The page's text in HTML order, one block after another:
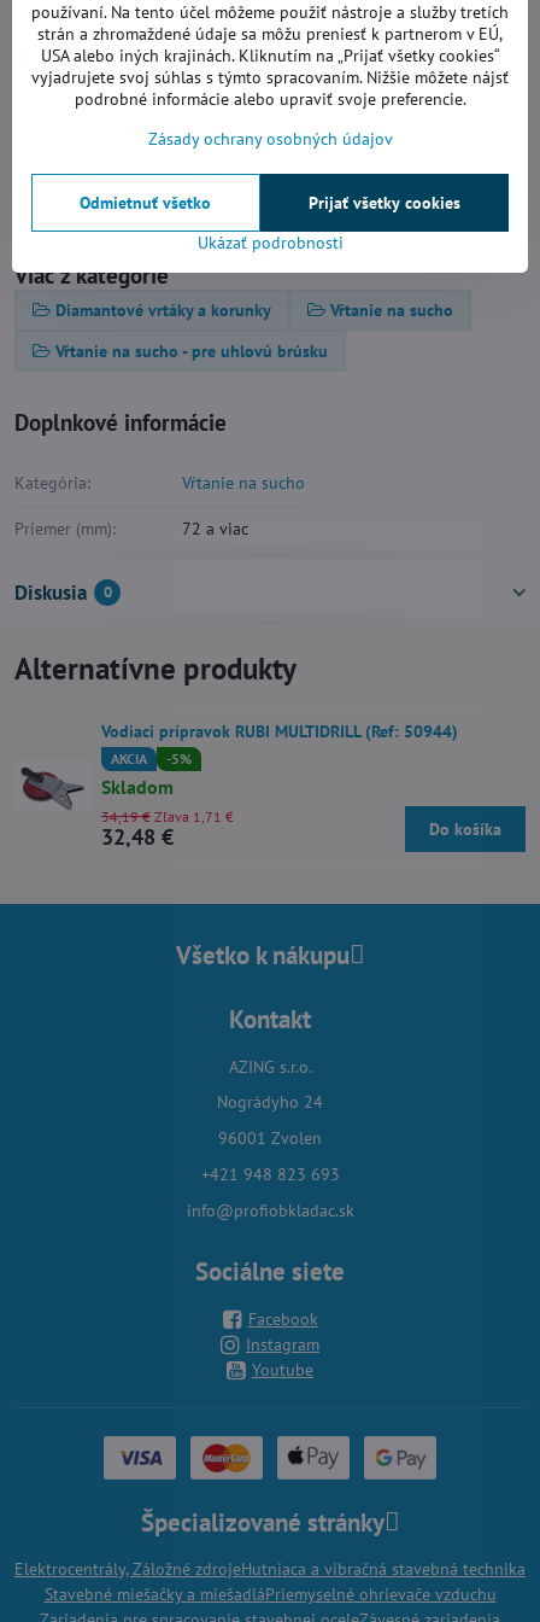
aby nedošlo k poškodeniu korunky.
Technické parametre:
Priemer:85 mm
Použitie: uhlová brúska
Max. otáčky: 14 000 ot./min.
Uchytenie: M14
Vŕtanie: na sucho
Viac z kategórie
Diamantové vrtáky a korunky
Vŕtanie na sucho
Vŕtanie na sucho - pre uhlovú brúsku
Doplnkové informácie
Kategória: Vŕtanie na sucho
Priemer (mm): 72 a viac
Diskusia 0
Alternatívne produkty
Vodiaci prípravok RUBI MULTIDRILL (Ref: 50944)
AKCIA -5%
Skladom
32,48 €
34,19 € Zľava 1,71 €
Do košíka
Všetko k nákupu
Kontakt
AZING s.r.o.
Nográdyho 24
96001 Zvolen
+421 948 823 693
info@profiobkladac.sk
Sociálne siete
Facebook
Instagram
Youtube
Špecializované stránky
Elektrocentrály, Záložné zdrojeHutniaca a vibračná stavebná technika
Stavebné miešačky a miešadláPriemyselné ohrievače vzduchu
používaní. Na tento účel môžeme použiť nástroje a služby tretích
strán a zhromaždené údaje sa môžu preniesť k partnerom v EÚ,
USA alebo iných krajinách. Kliknutím na „Prijať všetky cookies“
vyjadrujete svoj súhlas s týmto spracovaním. Nižšie môžete nájsť
podrobné informácie alebo upraviť svoje preferencie.
Zásady ochrany osobných údajov
Ukázať podrobnosti
Prijať všetky cookies
Odmietnuť všetko